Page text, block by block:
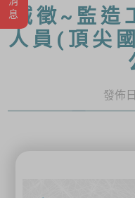
誠徵~監造
人員(頂尖
發佈